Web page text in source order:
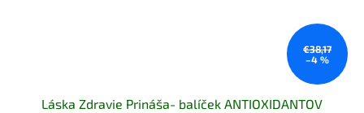
€38,17
–4 %
Láska Zdravie Prináša- balíček ANTIOXIDANTOV